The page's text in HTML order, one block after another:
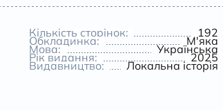
Кількість сторінок: 192
Обкладинка: М'яка
Мова: Українська
Рік видання: 2025
Видавництво: Локальна історія